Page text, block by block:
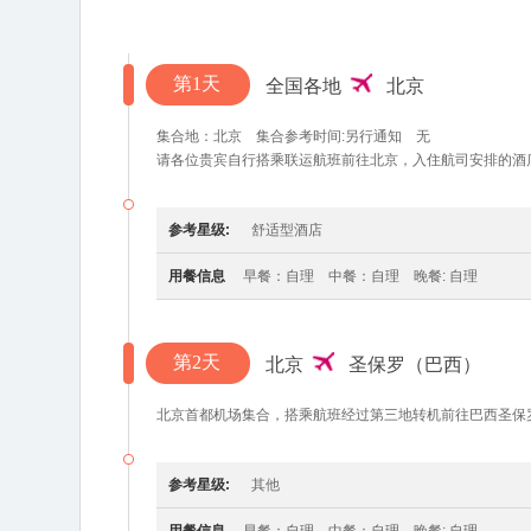
第1天 全国各地 北京
集合地：北京 集合参考时间:另行通知 无
请各位贵宾自行搭乘联运航班前往北京，入住航司安排的酒
参考星级: 舒适型酒店
用餐信息 早餐：自理 中餐：自理 晚餐: 自理
第2天 北京 圣保罗（巴西）
北京首都机场集合，搭乘航班经过第三地转机前往巴西圣保
参考星级: 其他